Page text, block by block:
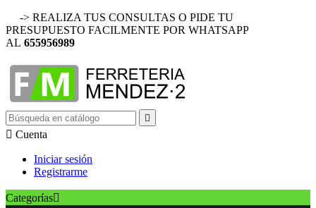
-> REALIZA TUS CONSULTAS O PIDE TU
PRESUPUESTO FACILMENTE POR WHATSAPP
AL 655956989

 Cuenta
Iniciar sesión
Registrarme
Categorías